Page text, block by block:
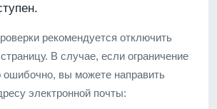
рекомендуется отключить
В случае, если ограничение
вы можете направить
электронной почты: